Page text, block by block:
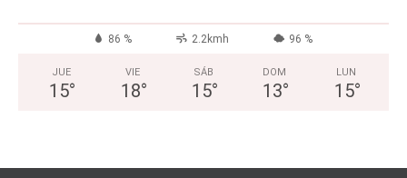
86 % 2.2kmh 96 %
JUE
15°
VIE
18°
SÁB
15°
DOM
13°
LUN
15°